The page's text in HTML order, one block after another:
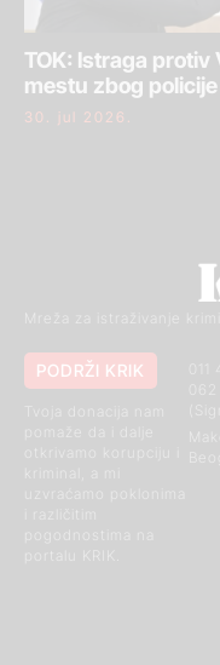
TOK: Istraga protiv
mestu zbog policije
30. jul 2026.
Mreža za istraživanje
PODRŽI KRIK
otkrivamo korupciju i
kriminal, a mi
uzvraćamo poklonima
i različitim
pogodnostima na
portalu KRIK.